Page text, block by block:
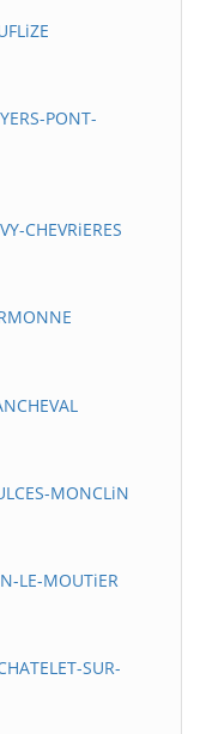
PONT-
CHEVRiERES
MONCLiN
LE-MOUTiER
SUR-